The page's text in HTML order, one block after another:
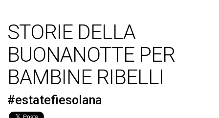
STORIE DELLA
BUONANOTTE PER
BAMBINE RIBELLI
#estatefiesolana